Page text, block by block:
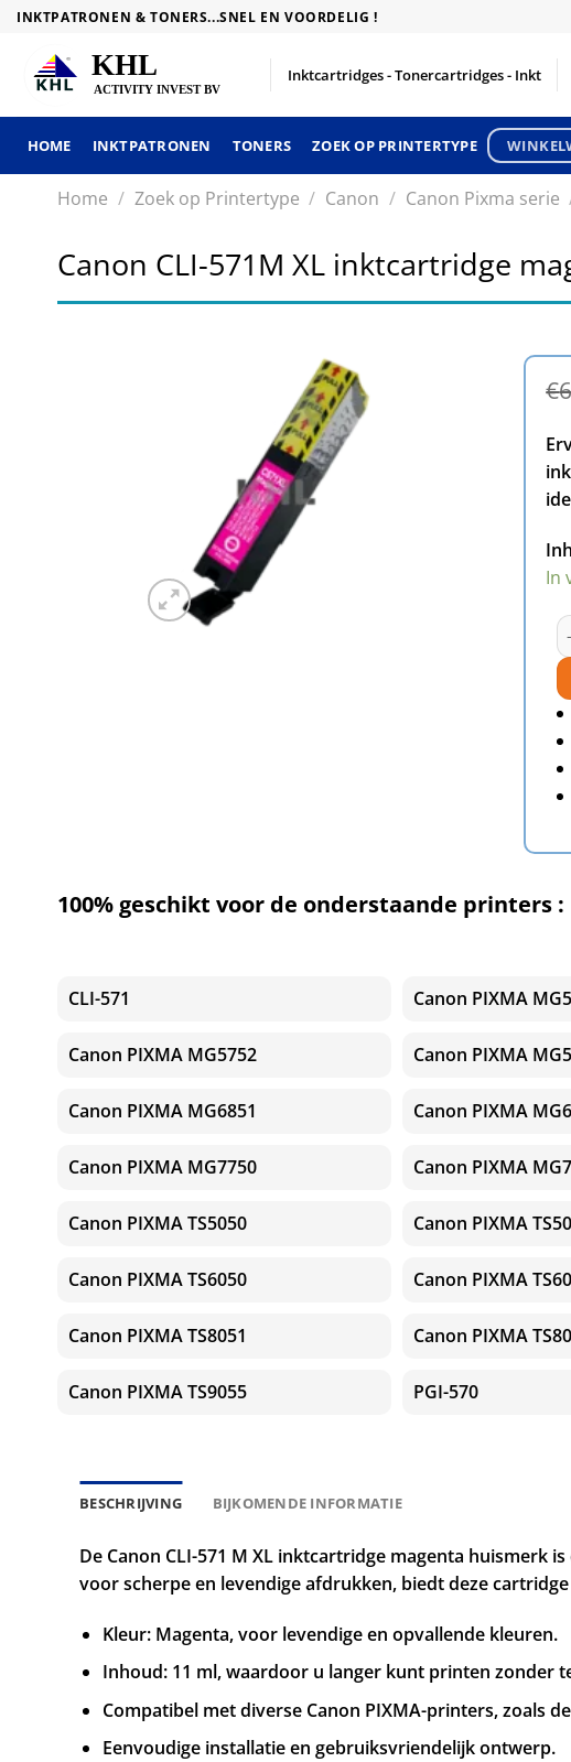
Skip
content
INKTPATRONEN & TONERS...SNEL EN VOORDELIG !
Inktcartridges - Tonercartridges - Inkt
HOME INKTPATRONEN TONERS ZOEK OP PRINTERTYPE
Home / Zoek op Printertype / Canon / Canon Pixma serie
Canon CLI-571M XL inktcartridge
€
In
100% geschikt voor de onderstaande printers :
CLI-571 Canon PIXMA
Canon PIXMA MG5752 Canon PIXMA
Canon PIXMA MG6851 Canon PIXMA
Canon PIXMA MG7750 Canon PIXMA
Canon PIXMA TS5050 Canon PIXMA
Canon PIXMA TS6050 Canon PIXMA
Canon PIXMA TS8051 Canon PIXMA
Canon PIXMA TS9055 PGI-570
BESCHRIJVING BIJKOMENDE INFORMATIE
De Canon CLI-571 M XL inktcartridge magenta huismerk
voor scherpe en levendige afdrukken, biedt deze
Kleur: Magenta, voor levendige en opvallende kleuren.
Inhoud: 11 ml, waardoor u langer kunt printen zonder
Compatibel met diverse Canon PIXMA-printers, zoals
Eenvoudige installatie en gebruiksvriendelijk ontwerp.